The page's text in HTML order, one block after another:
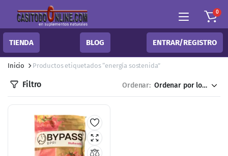
0
TIENDA BLOG ENTRAR/REGISTRO
Inicio Productos etiquetados “energía sostenida”
Filtro Ordenar: